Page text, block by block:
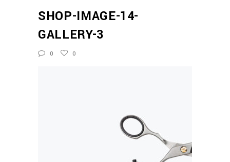
SHOP-IMAGE-14-
GALLERY-3
0 0